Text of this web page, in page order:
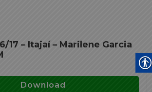
17 – Itajaí – Marilene Garcia
Download